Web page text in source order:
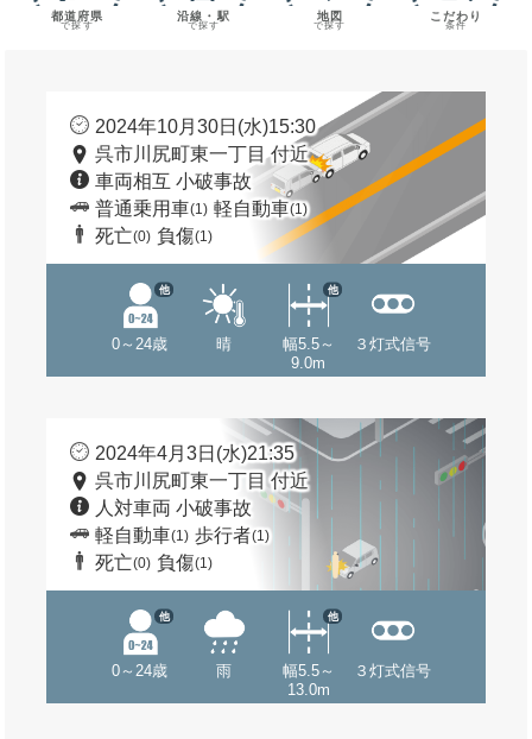
都道府県
で探す
沿線・駅
で探す
地図
で探す
こだわり
条件
2024年10月30日(水)15:30
呉市川尻町東一丁目 付近
車両相互 小破事故
普通乗用車(1) 軽自動車(1)
死亡(0) 負傷(1)
0～24歳
他
晴
幅5.5～
9.0m
他
３灯式信号
2024年4月3日(水)21:35
呉市川尻町東一丁目 付近
人対車両 小破事故
軽自動車(1) 歩行者(1)
死亡(0) 負傷(1)
0～24歳
他
雨
幅5.5～
13.0m
他
３灯式信号